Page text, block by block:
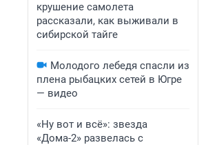
крушение самолета
рассказали, как выживали в
сибирской тайге
Молодого лебедя спасли из
плена рыбацких сетей в Югре
— видео
«Ну вот и всё»: звезда
«Дома-2» развелась с